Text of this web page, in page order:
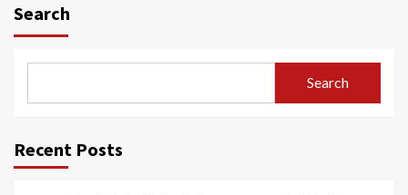
Search
Search
Recent Posts